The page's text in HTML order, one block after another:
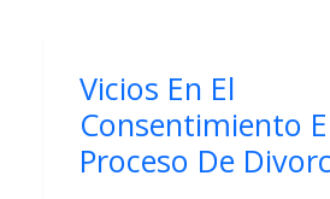
Vicios En El
Consentimiento
Proceso De